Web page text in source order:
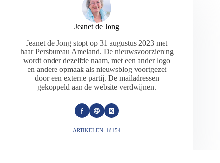
Jeanet de Jong
Jeanet de Jong stopt op 31 augustus 2023 met
haar Persbureau Ameland. De nieuwsvoorziening
wordt onder dezelfde naam, met een ander logo
en andere opmaak als nieuwsblog voortgezet
door een externe partij. De mailadressen
gekoppeld aan de website verdwijnen.
ARTIKELEN: 18154